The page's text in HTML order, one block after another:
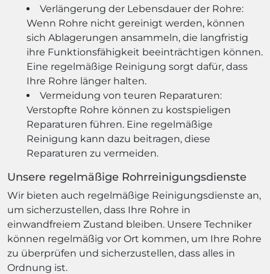
Verlängerung der Lebensdauer der Rohre:
Wenn Rohre nicht gereinigt werden, können
sich Ablagerungen ansammeln, die langfristig
ihre Funktionsfähigkeit beeinträchtigen können.
Eine regelmäßige Reinigung sorgt dafür, dass
Ihre Rohre länger halten.
Vermeidung von teuren Reparaturen:
Verstopfte Rohre können zu kostspieligen
Reparaturen führen. Eine regelmäßige
Reinigung kann dazu beitragen, diese
Reparaturen zu vermeiden.
Unsere regelmäßige Rohrreinigungsdienste
Wir bieten auch regelmäßige Reinigungsdienste an,
um sicherzustellen, dass Ihre Rohre in
einwandfreiem Zustand bleiben. Unsere Techniker
können regelmäßig vor Ort kommen, um Ihre Rohre
zu überprüfen und sicherzustellen, dass alles in
Ordnung ist.